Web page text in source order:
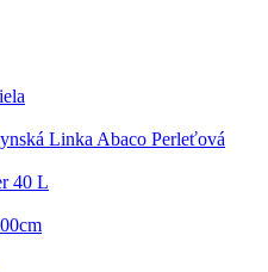
Linka Abaco Perleťová
40 L